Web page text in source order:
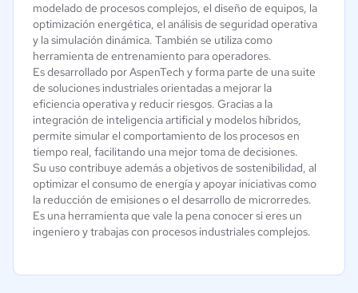
modelado de procesos complejos, el diseño de equipos, la
optimización energética, el análisis de seguridad operativa
y la simulación dinámica. También se utiliza como
herramienta de entrenamiento para operadores.
Es desarrollado por AspenTech y forma parte de una suite
de soluciones industriales orientadas a mejorar la
eficiencia operativa y reducir riesgos. Gracias a la
integración de inteligencia artificial y modelos híbridos,
permite simular el comportamiento de los procesos en
tiempo real, facilitando una mejor toma de decisiones.
Su uso contribuye además a objetivos de sostenibilidad, al
optimizar el consumo de energía y apoyar iniciativas como
la reducción de emisiones o el desarrollo de microrredes.
Es una herramienta que vale la pena conocer si eres un
ingeniero y trabajas con procesos industriales complejos.